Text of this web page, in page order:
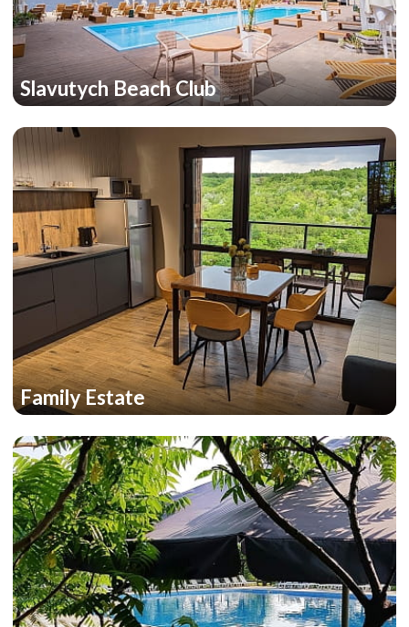
Slavutych Beach Club
Family Estate